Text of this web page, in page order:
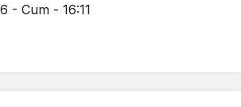
- Cum - 16:11